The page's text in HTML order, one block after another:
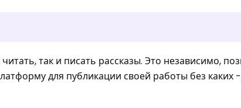
так и писать рассказы. Это независимо,
для публикации своей работы без каких